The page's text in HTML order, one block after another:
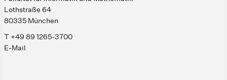
Lothstraße 64
80335 München
T +49 89 1265-3700
E-Mail